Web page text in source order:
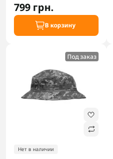
799 грн.
В корзину
Под заказ
Нет в наличии